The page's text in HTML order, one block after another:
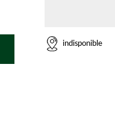
indisponible